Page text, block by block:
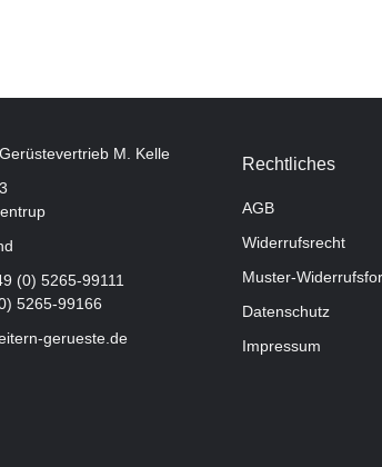
M. Kelle
(0) 5265-99111
5265-99166
gerueste.de
Rechtliches
AGB
Widerrufsrecht
Muster-
Datenschutz
Impressum